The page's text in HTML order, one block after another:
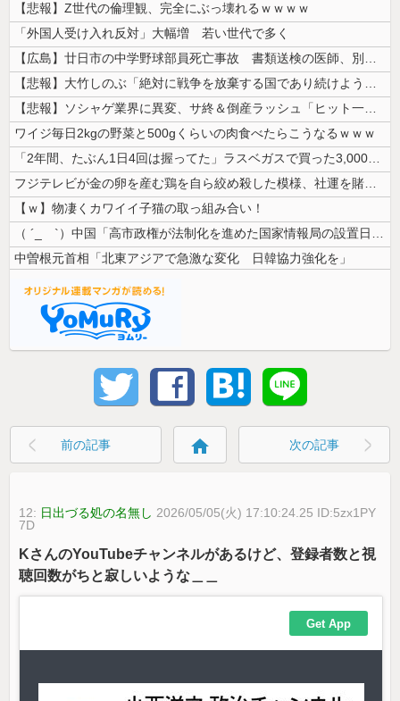
【悲報】Z世代の倫理観、完全にぶっ壊れるｗｗｗｗ
「外国人受け入れ反対」大幅増 若い世代で多く
【広島】廿日市の中学野球部員死亡事故 書類送検の医師、別人のCT画像で...
【悲報】大竹しのぶ「絶対に戦争を放棄する国であり続けよう」 平和への...
【悲報】ソシャゲ業界に異変、サ終＆倒産ラッシュ「ヒット一本で一攫千金」...
ワイジ毎日2kgの野菜と500gくらいの肉食べたらこうなるｗｗｗ
「2年間、たぶん1日4回は握ってた」ラスベガスで買った3,000円のキ...
フジテレビが金の卵を産む鶏を自ら絞め殺した模様、社運を賭けたドル箱コン...
【ｗ】物凄くカワイイ子猫の取っ組み合い！
（ ´_ゝ`）中国「高市政権が法制化を進めた国家情報局の設置日が7月3...
中曽根元首相「北東アジアで急激な変化 日韓協力強化を」
前の記事 home 次の記事
12: 日出づる処の名無し 2026/05/05(火) 17:10:24.25 ID:5zx1PY
7D
KさんのYouTubeチャンネルがあるけど、登録者数と視
聴回数がちと寂しいような＿＿